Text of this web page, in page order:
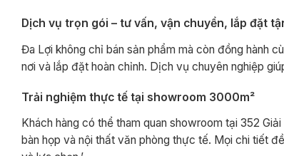
Dịch vụ trọn gói – tư vấn, vận chuyển, lắp đặt
Đa Lợi không chỉ bán sản phẩm mà còn đồng hành
nơi và lắp đặt hoàn chỉnh. Dịch vụ chuyên nghiệp
Trải nghiệm thực tế tại showroom 3000m²
Khách hàng có thể tham quan showroom tại 352
bàn họp và nội thất văn phòng thực tế. Mọi chi tiết